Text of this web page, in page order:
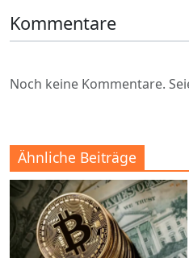
Kommentare
Noch keine Kommentare.
Ähnliche Beiträge